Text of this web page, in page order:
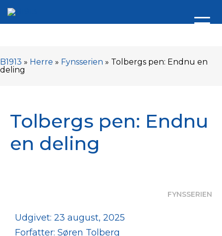
B1913 » Herre » Fynsserien » Tolbergs pen: Endnu en
deling
Tolbergs pen: Endnu
en deling
FYNSSERIEN
Udgivet: 23 august, 2025
Forfatter: Søren Tolberg